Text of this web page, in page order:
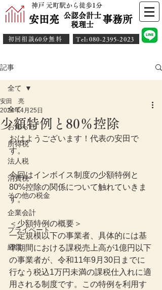
神戸 元町駅から徒歩1分
安田亮 事務所
公認会計士
​税理士
初回相談60分無料 ​Tel:080-2395-2023
記事
全て
お知らせ
所得税
法人税
消費税
その他の税金
企業会計
プライベート
経営
全て
少額特例と80％控除
安田 亮
2024年4月25日
おはようございます！代表の安田で
す。
今回はインボイス制度の少額特例と
80%控除の関係について触れていきま
す。
＜少額特例の概要＞
一定規模以下の事業者、具体的には基
準期間における課税売上高が1億円以下
の事業者が、令和11年9月30日までに
行なう税込1万円未満の課税仕入れに適
用される制度です。この特例を利用す